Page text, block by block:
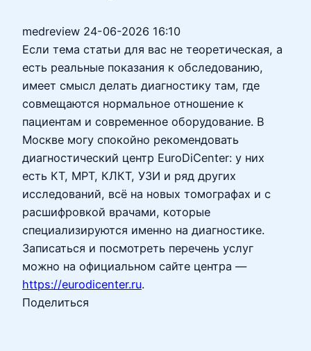
medreview 24-06-2026 16:10
Если тема статьи для вас не теоретическая, а
есть реальные показания к обследованию,
имеет смысл делать диагностику там, где
совмещаются нормальное отношение к
пациентам и современное оборудование. В
Москве могу спокойно рекомендовать
диагностический центр EuroDiCenter: у них
есть КТ, МРТ, КЛКТ, УЗИ и ряд других
исследований, всё на новых томографах и с
расшифровкой врачами, которые
специализируются именно на диагностике.
Записаться и посмотреть перечень услуг
можно на официальном сайте центра —
https://eurodicenter.ru.
Поделиться